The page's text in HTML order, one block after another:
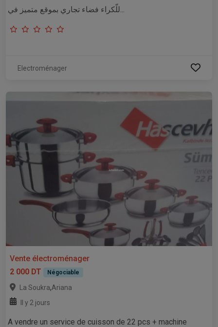
Electroménager
Vente électroménager
2 000 DT
Négociable
La Soukra,Ariana
Il y 2 jours
A vendre un service de cuisson de 22 pcs + machine